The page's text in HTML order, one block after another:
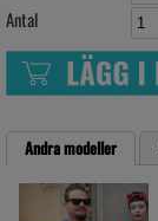
Antal
Andra modeller